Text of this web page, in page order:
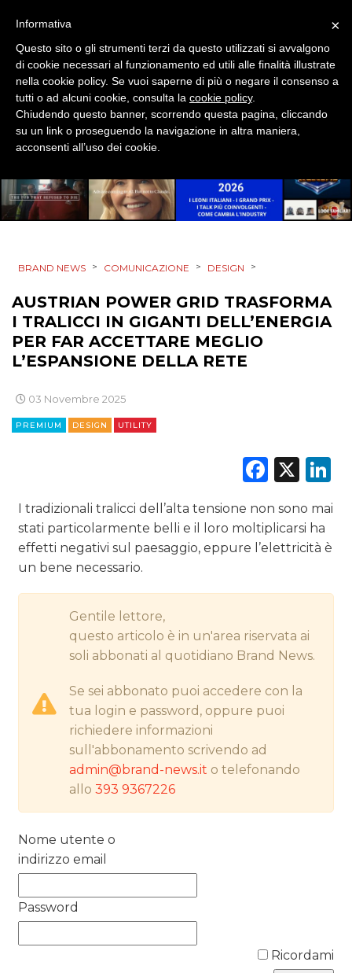
PROMOZIONI
PRODOTTI
PUNTI VENDITA
CSR
CINEMA
TV
PREVISIONI/SCENARI
NORMATIVE
OPINIONI
BRAND NEWS > COMUNICAZIONE > DESIGN >
AUSTRIAN POWER GRID TRASFORMA
I TRALICCI IN GIGANTI DELL’ENERGIA
PER FAR ACCETTARE MEGLIO
L’ESPANSIONE DELLA RETE
03 Novembre 2025
PREMIUM DESIGN UTILITY
X
I tradizionali tralicci dell’alta tensione non sono mai
stati particolarmente belli e il loro moltiplicarsi ha
effetti negativi sul paesaggio, eppure l’elettricità è
un bene necessario.
Gentile lettore,
questo articolo è in un'area riservata ai
soli abbonati al quotidiano Brand News.
Se sei abbonato puoi accedere con la
tua login e password, oppure puoi
richiedere informazioni
sull'abbonamento scrivendo ad
admin@brand-news.it o telefonando
allo393 9367226
Nome utente o
indirizzo email
Password
Ricordami
×
Informativa
Questo sito o gli strumenti terzi da questo utilizzati si avvalgono
di cookie necessari al funzionamento ed utili alle finalità illustrate
nella cookie policy. Se vuoi saperne di più o negare il consenso a
tutti o ad alcuni cookie, consulta la cookie policy.
Chiudendo questo banner, scorrendo questa pagina, cliccando
su un link o proseguendo la navigazione in altra maniera,
acconsenti all’uso dei cookie.